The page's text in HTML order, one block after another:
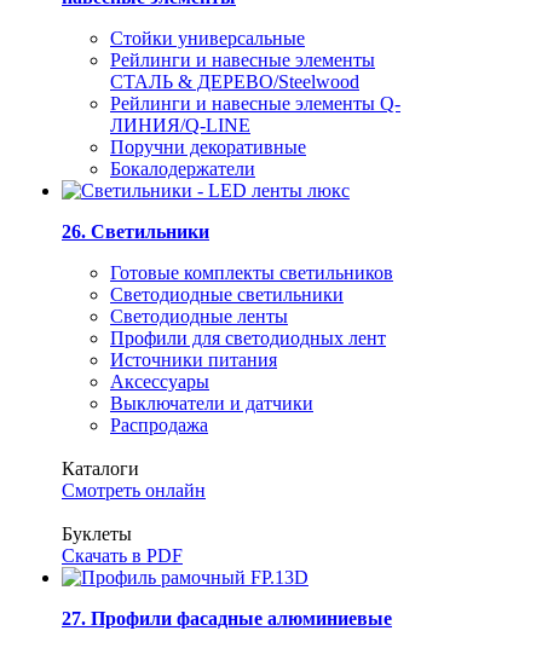
Стойки универсальные
Рейлинги и навесные элементы
СТАЛЬ & ДЕРЕВО/Steelwood
Рейлинги и навесные элементы Q-
ЛИНИЯ/Q-LINE
Поручни декоративные
Бокалодержатели
26. Светильники
Готовые комплекты светильников
Светодиодные светильники
Светодиодные ленты
Профили для светодиодных лент
Источники питания
Аксессуары
Выключатели и датчики
Распродажа
Каталоги
Смотреть онлайн
Буклеты
Скачать в PDF
27. Профили фасадные алюминиевые